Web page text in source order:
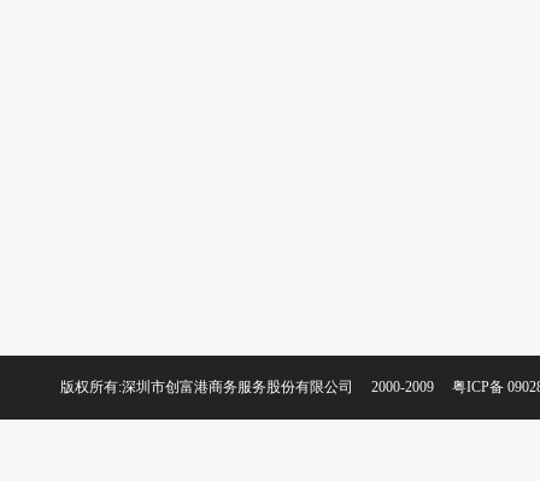
版权所有:深圳市创富港商务服务股份有限公司 2000-2009 粤ICP备